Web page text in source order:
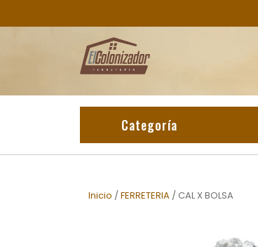
Categoría
Inicio /FERRETERIA / CAL X BOLSA